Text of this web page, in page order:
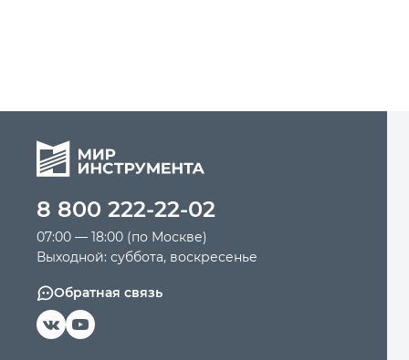
8 800 222-22-02
07:00 — 18:00 (по Москве)
Выходной: суббота, воскресенье
Обратная связь